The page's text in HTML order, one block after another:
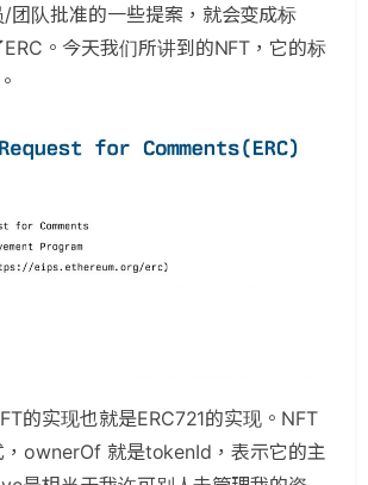
团队批准的一些提案，就会变成标
。今天我们所讲到的NFT，它的标
的实现也就是ERC721的实现。NFT
，ownerOf 就是tokenId，表示它的主